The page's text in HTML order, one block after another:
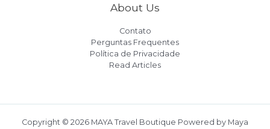
About Us
Contato
Perguntas Frequentes
Política de Privacidade
Read Articles
Copyright © 2026 MAYA Travel Boutique Powered by Maya